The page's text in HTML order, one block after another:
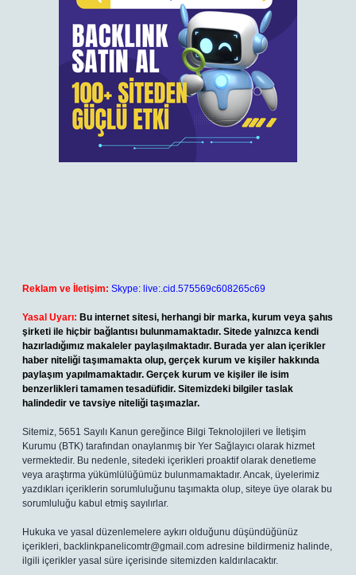
Reklam ve İletişim: Skype: live:.cid.575569c608265c69
Yasal Uyarı: Bu internet sitesi, herhangi bir marka, kurum veya şahıs
şirketi ile hiçbir bağlantısı bulunmamaktadır. Sitede yalnızca kendi
hazırladığımız makaleler paylaşılmaktadır. Burada yer alan içerikler
haber niteliği taşımamakta olup, gerçek kurum ve kişiler hakkında
paylaşım yapılmamaktadır. Gerçek kurum ve kişiler ile isim
benzerlikleri tamamen tesadüfidir. Sitemizdeki bilgiler taslak
halindedir ve tavsiye niteliği taşımazlar.
Sitemiz, 5651 Sayılı Kanun gereğince Bilgi Teknolojileri ve İletişim
Kurumu (BTK) tarafından onaylanmış bir Yer Sağlayıcı olarak hizmet
vermektedir. Bu nedenle, sitedeki içerikleri proaktif olarak denetleme
veya araştırma yükümlülüğümüz bulunmamaktadır. Ancak, üyelerimiz
yazdıkları içeriklerin sorumluluğunu taşımakta olup, siteye üye olarak bu
sorumluluğu kabul etmiş sayılırlar.
Hukuka ve yasal düzenlemelere aykırı olduğunu düşündüğünüz
içerikleri, backlinkpanelicomtr@gmail.com adresine bildirmeniz halinde,
ilgili içerikler yasal süre içerisinde sitemizden kaldırılacaktır.